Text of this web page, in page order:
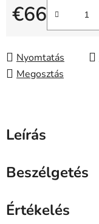
€66
Egységár:
Nyomtatás
Megosztás
Leírás
Beszélgetés
Értékelés